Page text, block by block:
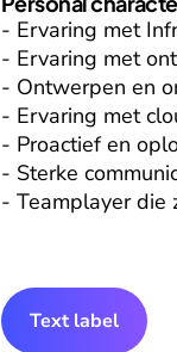
- Ervaring met
- Ervaring met
- Ontwerpen en
- Ervaring met
- Proactief en
- Sterke
- Teamplayer die
Text label